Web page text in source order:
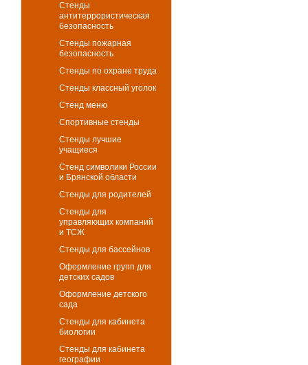
Стенды
антитеррористическая
безопасность
Стенды пожарная
безопасность
Стенды по охране труда
Стенды классный уголок
Стенд меню
Спортивные стенды
Стенды лучшие
учащиеся
Стенд символики России
и Брянской области
Стенды для родителей
Стенды для
управляющих компаний
и ТСЖ
Стенды для бассейнов
Оформление групп для
детских садов
Оформление детского
сада
Стенды для кабинета
биологии
Стенды для кабинета
географии